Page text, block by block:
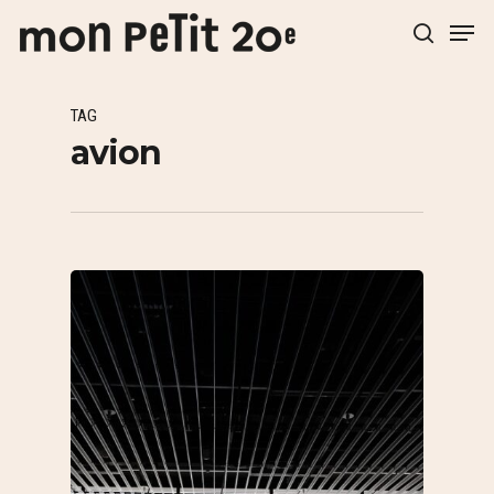
Hit enter to search or ESC to close
TAG
avion